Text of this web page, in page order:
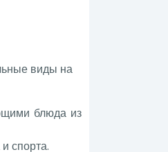
виды на
блюда из
спорта.